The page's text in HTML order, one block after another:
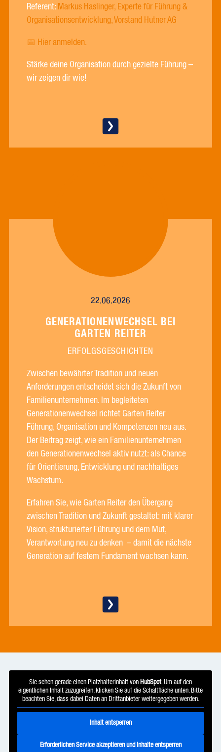
Referent: Markus Haslinger, Experte für Führung &
Organisationsentwicklung, Vorstand Hutner AG
📅 Hier anmelden.
Stärke deine Organisation durch gezielte Führung –
wir zeigen dir wie!
22.06.2026
GENERATIONENWECHSEL BEI
GARTEN REITER
ERFOLGSGESCHICHTEN
Zwischen bewährter Tradition und neuen
Anforderungen entscheidet sich die Zukunft von
Familienunternehmen. Im begleiteten
Generationenwechsel richtet Garten Reiter
Führung, Organisation und Kompetenzen neu aus.
Der Beitrag zeigt, wie ein Familienunternehmen
den Generationenwechsel aktiv nutzt: als Chance
für Orientierung, Entwicklung und nachhaltiges
Wachstum.
Erfahren Sie, wie Garten Reiter den Übergang
zwischen Tradition und Zukunft gestaltet: mit klarer
Vision, strukturierter Führung und dem Mut,
Verantwortung neu zu denken – damit die nächste
Generation auf festem Fundament wachsen kann.
Sie sehen gerade einen Platzhalterinhalt von HubSpot. Um auf den
eigentlichen Inhalt zuzugreifen, klicken Sie auf die Schaltfläche unten. Bitte
beachten Sie, dass dabei Daten an Drittanbieter weitergegeben werden.
Inhalt entsperren
Erforderlichen Service akzeptieren und Inhalte entsperren